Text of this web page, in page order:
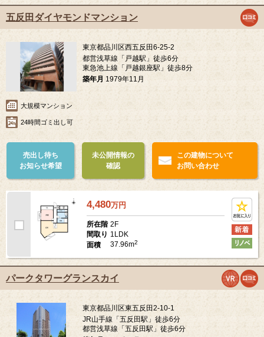
五反田ダイヤモンドマンション
東京都品川区西五反田6-25-2
都営浅草線「戸越駅」徒歩6分
東急池上線「戸越銀座駅」徒歩8分
築年月 1979年11月
大規模マンション
24時間ゴミ出し可
売出し待ち
お知らせ希望
未公開情報の
確認
この建物について
お問い合わせ
4,480万円
所在階 2F
間取り 1LDK
面積
37.96m2
パークタワーグランスカイ
東京都品川区東五反田2-10-1
JR山手線「五反田駅」徒歩6分
都営浅草線「五反田駅」徒歩6分